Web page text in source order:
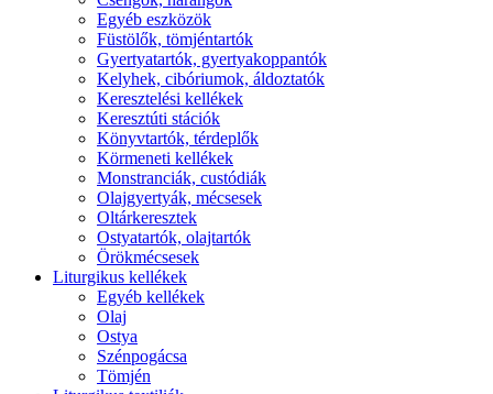
Egyéb eszközök
Füstölők, tömjéntartók
Gyertyatartók, gyertyakoppantók
Kelyhek, cibóriumok, áldoztatók
Keresztelési kellékek
Keresztúti stációk
Könyvtartók, térdeplők
Körmeneti kellékek
Monstranciák, custódiák
Olajgyertyák, mécsesek
Oltárkeresztek
Ostyatartók, olajtartók
Örökmécsesek
Liturgikus kellékek
Egyéb kellékek
Olaj
Ostya
Szénpogácsa
Tömjén